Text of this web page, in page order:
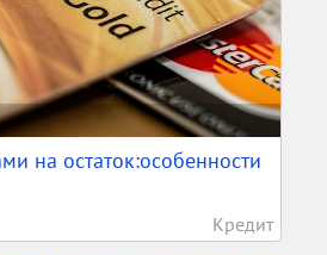
на остаток:особенности
Кредит